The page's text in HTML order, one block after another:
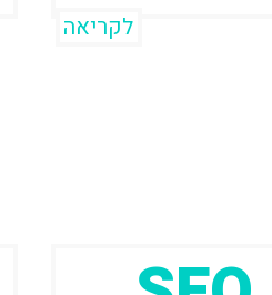
לקריאה